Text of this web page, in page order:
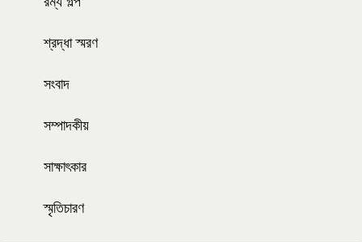
শ্রদ্ধা স্মরণ
সংবাদ
সম্পাদকীয়
সাক্ষাৎকার
স্মৃতিচারণ